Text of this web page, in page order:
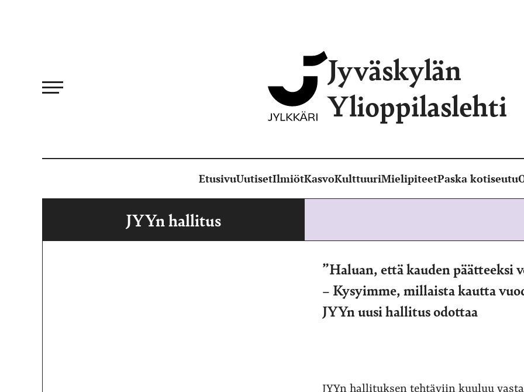
Jyväskylän
Ylioppilaslehti
EtusivuUutisetIlmiötKasvoKulttuuriMielipiteetPaska kotiseutu
JYYn hallitus
”Haluan, että kauden päätteeksi
– Kysyimme, millaista kautta
JYYn uusi hallitus odottaa
JYYn hallituksen tehtäviin kuuluu